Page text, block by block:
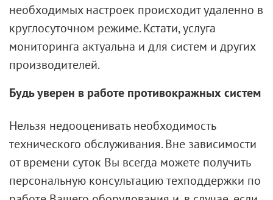
необходимых настроек происходит удаленно в
круглосуточном режиме. Кстати, услуга
мониторинга актуальна и для систем и других
производителей.
Будь уверен в работе противокражных систем
Нельзя недооценивать необходимость
технического обслуживания. Вне зависимости
от времени суток Вы всегда можете получить
персональную консультацию техподдержки по